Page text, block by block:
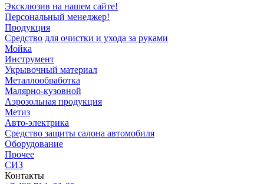
Эксклюзив на нашем сайте!
Персональный менеджер!
Продукция
Средство для очистки и ухода за руками
Мойка
Инструмент
Укрывочный материал
Металлообработка
Малярно-кузовной
Аэрозольная продукция
Метиз
Авто-электрика
Средство защиты салона автомобиля
Оборудование
Прочее
СИЗ
Контакты